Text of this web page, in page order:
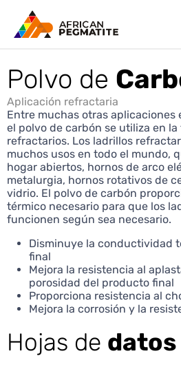
Polvo de
Aplicación refractaria
Entre muchas otras
el polvo de carbón se utiliza en
refractarios. Los ladrillos
muchos usos en todo el mundo,
hogar abiertos, hornos de arco
metalurgia, hornos rotativos de
vidrio. El polvo de carbón
térmico necesario para que los
funcionen según sea necesario.
Disminuye la conductividad
final
Mejora la resistencia al
porosidad del producto final
Proporciona resistencia al
Mejora la corrosión y la
Hojas de datos